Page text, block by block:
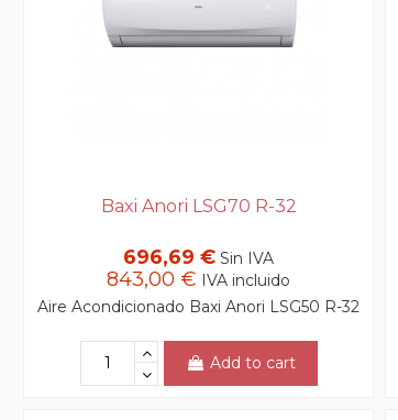
Baxi Anori LSG70 R-32
696,69 € Sin IVA
843,00 € IVA incluido
Aire Acondicionado Baxi Anori LSG50 R-32
Add to cart